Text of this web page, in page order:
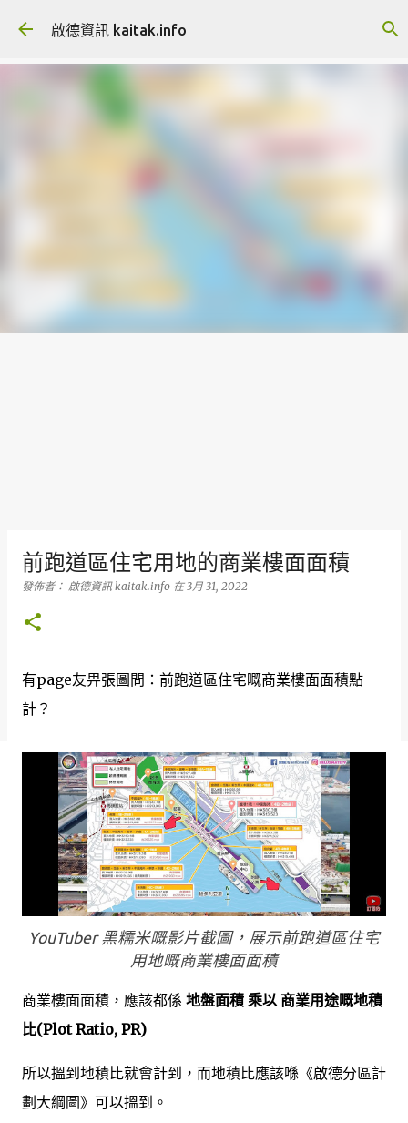
跳至主要內容
啟德資訊 kaitak.info
前跑道區住宅用地的商業樓面面積
發佈者： 啟德資訊 kaitak.info 在3月 31, 2022
有page友畀張圖問：前跑道區住宅嘅商業樓面面積點
計？
YouTuber 黑糯米嘅影片截圖，展示前跑道區住宅
用地嘅商業樓面面積
商業樓面面積，應該都係 地盤面積 乘以 商業用途嘅地積
比(Plot Ratio, PR)
所以搵到地積比就會計到，而地積比應該喺《啟德分區計
劃大綱圖》可以搵到。